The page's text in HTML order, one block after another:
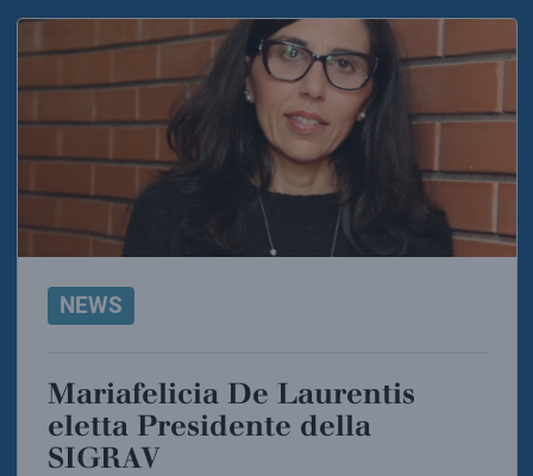
NEWS
Mariafelicia De Laurentis
eletta Presidente della
SIGRAV